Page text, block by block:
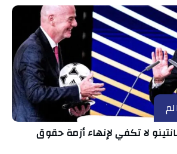
لا تكفي لإنهاء أزمة حقوق